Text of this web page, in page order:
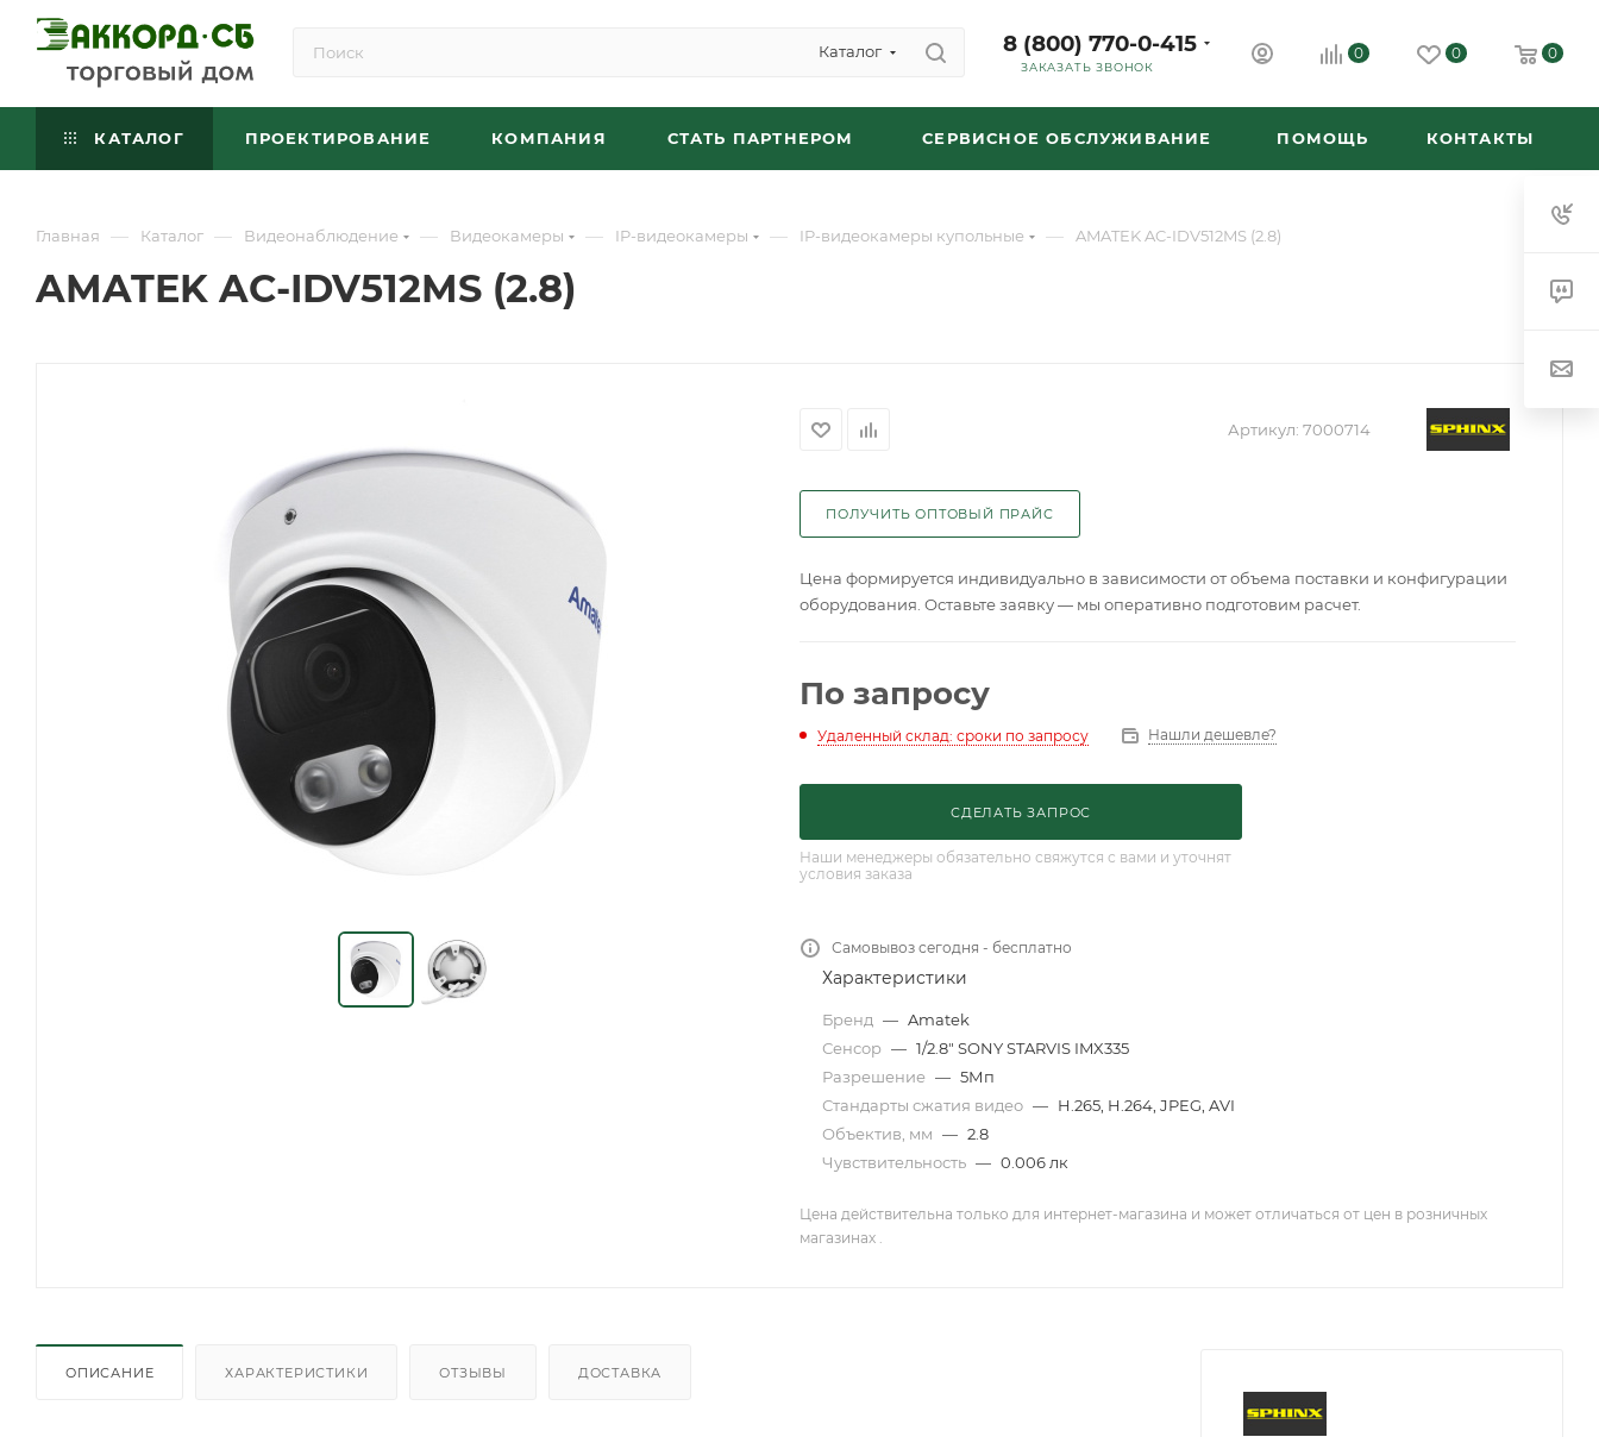
Каталог 8 (800) 770-0-415
ЗАКАЗАТЬ ЗВОНОК
0 0 0
КАТАЛОГ ПРОЕКТИРОВАНИЕ КОМПАНИЯ СТАТЬ ПАРТНЕРОМ СЕРВИСНОЕ ОБСЛУЖИВАНИЕ ПОМОЩЬ КОНТАКТЫ
Главная — Каталог — Видеонаблюдение — Видеокамеры — IP-видеокамеры — IP-видеокамеры купольные — AMATEK AC-IDV512MS (2.8)
AMATEK AC-IDV512MS (2.8)
Артикул: 7000714
ПОЛУЧИТЬ ОПТОВЫЙ ПРАЙС
Цена формируется индивидуально в зависимости от объема поставки и конфигурации
оборудования. Оставьте заявку — мы оперативно подготовим расчет.
По запросу
Удаленный склад: сроки по запросу Нашли дешевле?
СДЕЛАТЬ ЗАПРОС
Наши менеджеры обязательно свяжутся с вами и уточнят
условия заказа
Самовывоз сегодня - бесплатно
Характеристики
Бренд — Amatek
Сенсор — 1/2.8" SONY STARVIS IMX335
Разрешение — 5Мп
Стандарты сжатия видео — H.265, H.264, JPEG, AVI
Объектив, мм — 2.8
Чувствительность — 0.006 лк
Цена действительна только для интернет-магазина и может отличаться от цен в розничных
магазинах .
ОПИСАНИЕ ХАРАКТЕРИСТИКИ ОТЗЫВЫ ДОСТАВКА